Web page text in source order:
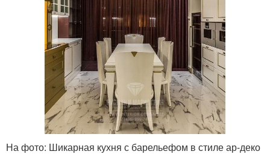
На фото: Шикарная кухня с барельефом в стиле ар-деко